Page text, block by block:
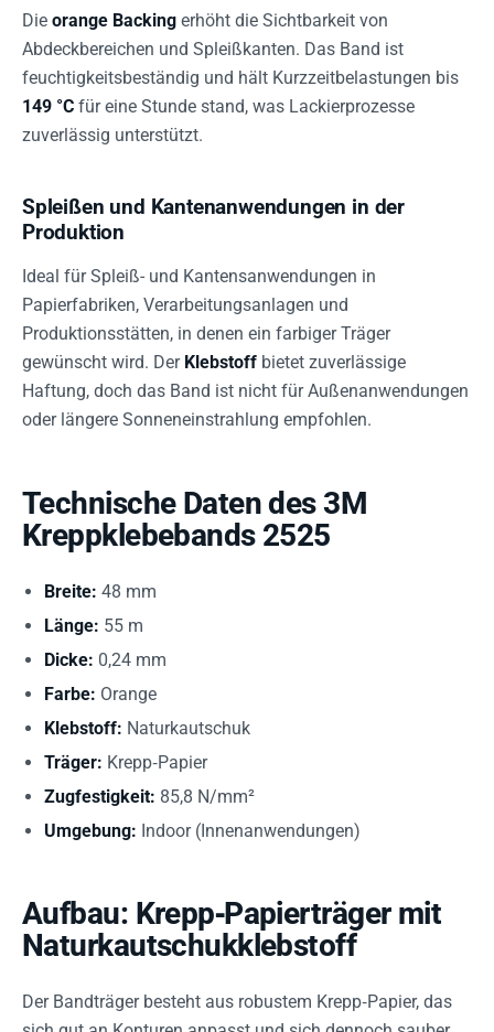
Die orange Backing erhöht die Sichtbarkeit von
Abdeckbereichen und Spleißkanten. Das Band ist
feuchtigkeitsbeständig und hält Kurzzeitbelastungen bis
149 °C für eine Stunde stand, was Lackierprozesse
zuverlässig unterstützt.
Spleißen und Kantenanwendungen in der
Produktion
Ideal für Spleiß- und Kantensanwendungen in
Papierfabriken, Verarbeitungsanlagen und
Produktionsstätten, in denen ein farbiger Träger
gewünscht wird. Der Klebstoff bietet zuverlässige
Haftung, doch das Band ist nicht für Außenanwendungen
oder längere Sonneneinstrahlung empfohlen.
Technische Daten des 3M
Kreppklebebands 2525
Breite: 48 mm
Länge: 55 m
Dicke: 0,24 mm
Farbe: Orange
Klebstoff: Naturkautschuk
Träger: Krepp‑Papier
Zugfestigkeit: 85,8 N/mm²
Umgebung: Indoor (Innenanwendungen)
Aufbau: Krepp‑Papierträger mit
Naturkautschukklebstoff
Der Bandträger besteht aus robustem Krepp‑Papier, das